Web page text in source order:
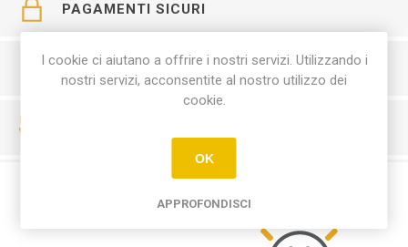
PAGAMENTI SICURI
SERVIZIO CLIENTI
I cookie ci aiutano a offrire i nostri servizi. Utilizzando i
nostri servizi, acconsentite al nostro utilizzo dei
cookie.
OK
APPROFONDISCI